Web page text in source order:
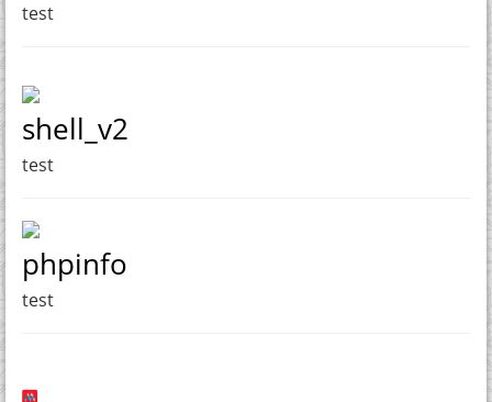
test
shell_v2
test
phpinfo
test